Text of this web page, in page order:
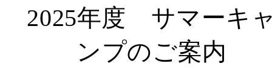
2025年度 サマーキ
ンプのご案内